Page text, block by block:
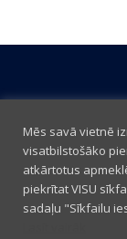
Mēs savā vietnē
visatbilstošāko
atkārtotus
piekrītat VISU
sadaļu "Sīkfailu